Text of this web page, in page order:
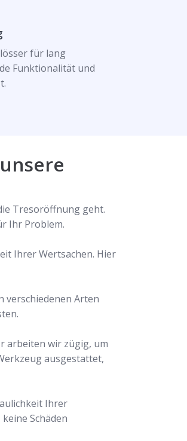
für lang
Funktionalität und
Tresoröffnung geht.
Ihr Problem.
Ihrer Wertsachen. Hier
verschiedenen Arten
arbeiten wir zügig, um
ausgestattet,
Ihrer
Schäden